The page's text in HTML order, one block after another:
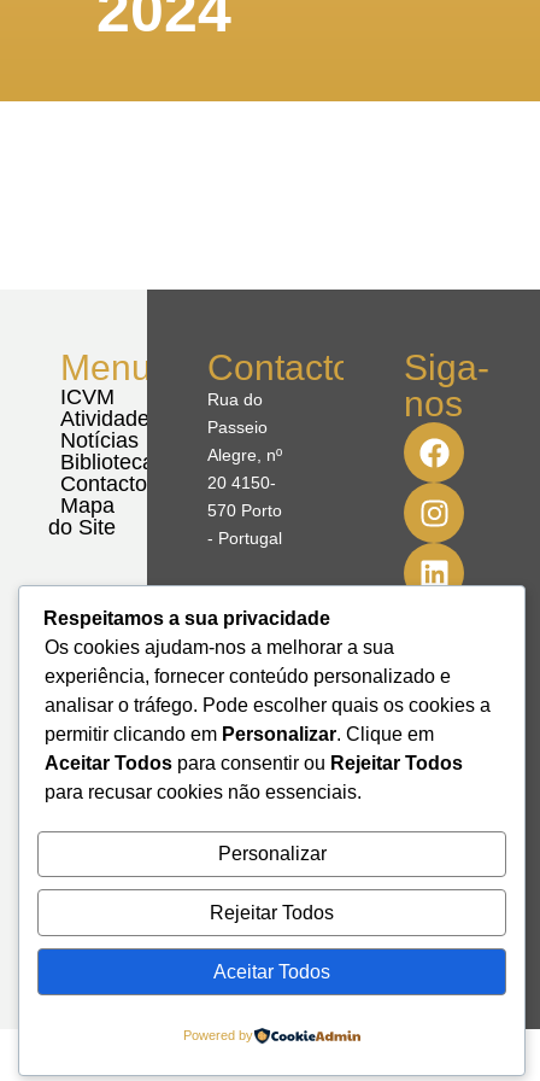
Menu
ICVM
Atividades
Notícias
Biblioteca
Contactos
Mapa
do Site
Contactos
Rua do
Passeio
Alegre, nº
20 4150-
570 Porto
- Portugal
N
8º39'41,76"
W
+351 228
328 115
geral@institutodemobilidade.org
a
Newsletter
Send
Siga-
nos
Respeitamos a sua privacidade
Os cookies ajudam-nos a melhorar a sua
experiência, fornecer conteúdo personalizado e
analisar o tráfego. Pode escolher quais os cookies a
permitir clicando em Personalizar. Clique em
Aceitar Todos para consentir ou Rejeitar Todos
para recusar cookies não essenciais.
Personalizar
Rejeitar Todos
Aceitar Todos
Powered by